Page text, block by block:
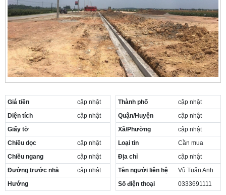
Giá tiền
cập nhật
Diện tích
cập nhật
Giấy tờ
Chiều dọc
cập nhật
Chiều ngang
cập nhật
Đường trước nhà
cập nhật
Hướng
Thành phố
cập nhật
Quận/Huyện
cập nhật
Xã/Phường
cập nhật
Loại tin
Cần mua
Địa chỉ
cập nhật
Tên người liên hệ
Vũ Tuấn Anh
Số điện thoại
0333691111